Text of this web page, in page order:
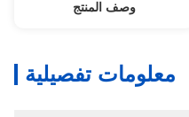
وصف المنتج
معلومات تفصيلية